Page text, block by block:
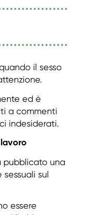
il sesso
ed è
a commenti
indesiderati.
pubblicato una
sul
essere